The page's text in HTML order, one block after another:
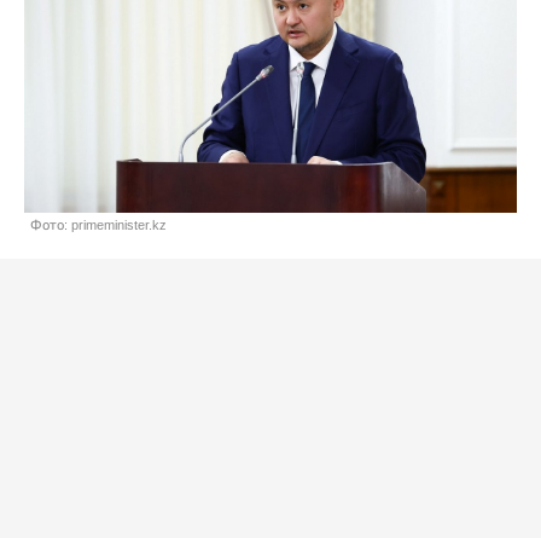
Фото: primeminister.kz